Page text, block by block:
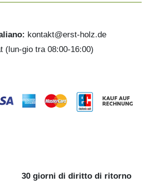
kontakt@erst-holz.de
(lun-gio tra 08:00-16:00)
30 giorni di diritto di ritorno